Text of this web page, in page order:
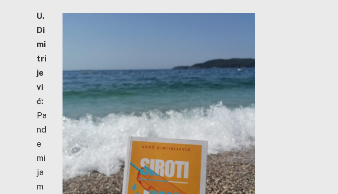
U.
Di
mi
tri
je
vi
ć:
Pa
nd
e
mi
ja
m